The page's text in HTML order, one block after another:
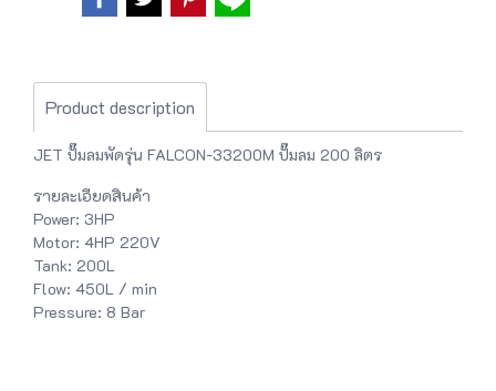
Product description
JET ปั๊มลมพัดรุ่น FALCON-33200M ปั๊มลม 200 ลิตร
รายละเอียดสินค้า
Power: 3HP
Motor: 4HP 220V
Tank: 200L
Flow: 450L / min
Pressure: 8 Bar